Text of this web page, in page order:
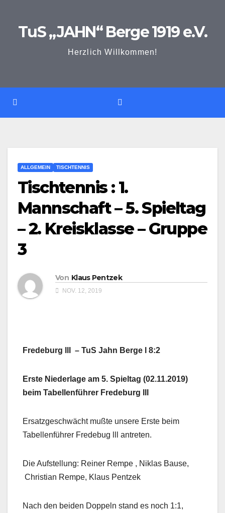
springenTuS „JAHN“ Berge 1919 e.V.
Herzlich Willkommen!
ALLGEMEIN TISCHTENNIS
Tischtennis : 1.
Mannschaft – 5. Spieltag
– 2. Kreisklasse – Gruppe
3
Von Klaus Pentzek
NOV. 12, 2019
Fredeburg lll – TuS Jahn Berge l 8:2
Erste Niederlage am 5. Spieltag (02.11.2019)
beim Tabellenführer Fredeburg lll
Ersatzgeschwächt mußte unsere Erste beim
Tabellenführer Fredebug lll antreten.
Die Aufstellung: Reiner Rempe , Niklas Bause,
Christian Rempe, Klaus Pentzek
Nach den beiden Doppeln stand es noch 1:1,